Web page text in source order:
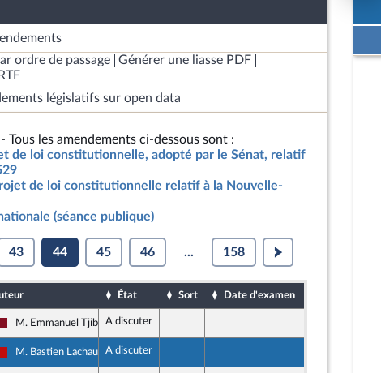
ordre de passage
Générer une liasse PDF
législatifs sur open data
Tous les amendements ci-dessous sont :
de loi constitutionnelle, adopté par le Sénat, relatif
de loi constitutionnelle relatif à la Nouvelle-
(séance publique)
43 44 45 46 ... 158
État Sort Date d'examen
Gauche Démocrate et Républicaine
M. Emmanuel TjibaouA discuter
La France insoumise - Nouveau Front Populaire
M. Bastien Lachaud A discuter